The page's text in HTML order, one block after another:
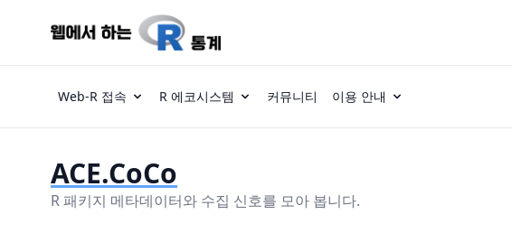
Web-R 접속 R 에코시스템 커뮤니티 이용 안내
ACE.CoCo
R 패키지 메타데이터와 수집 신호를 모아 봅니다.